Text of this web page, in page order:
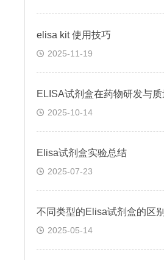
elisa kit 使用技巧
2025-11-19
2025-10-14
Elisa试剂盒实验总结
2025-07-23
不同类型的Elisa试剂盒的区别
2025-05-14